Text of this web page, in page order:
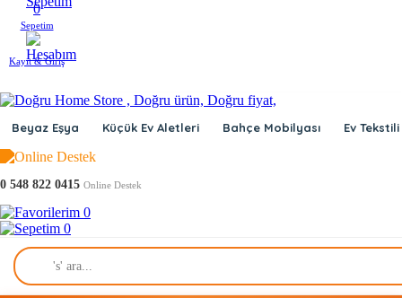
0
Sepetim
Kayıt & Giriş
Beyaz Eşya Küçük Ev Aletleri Bahçe Mobilyası Ev Tekstili
0 548 822 0415 Online Destek
0
0